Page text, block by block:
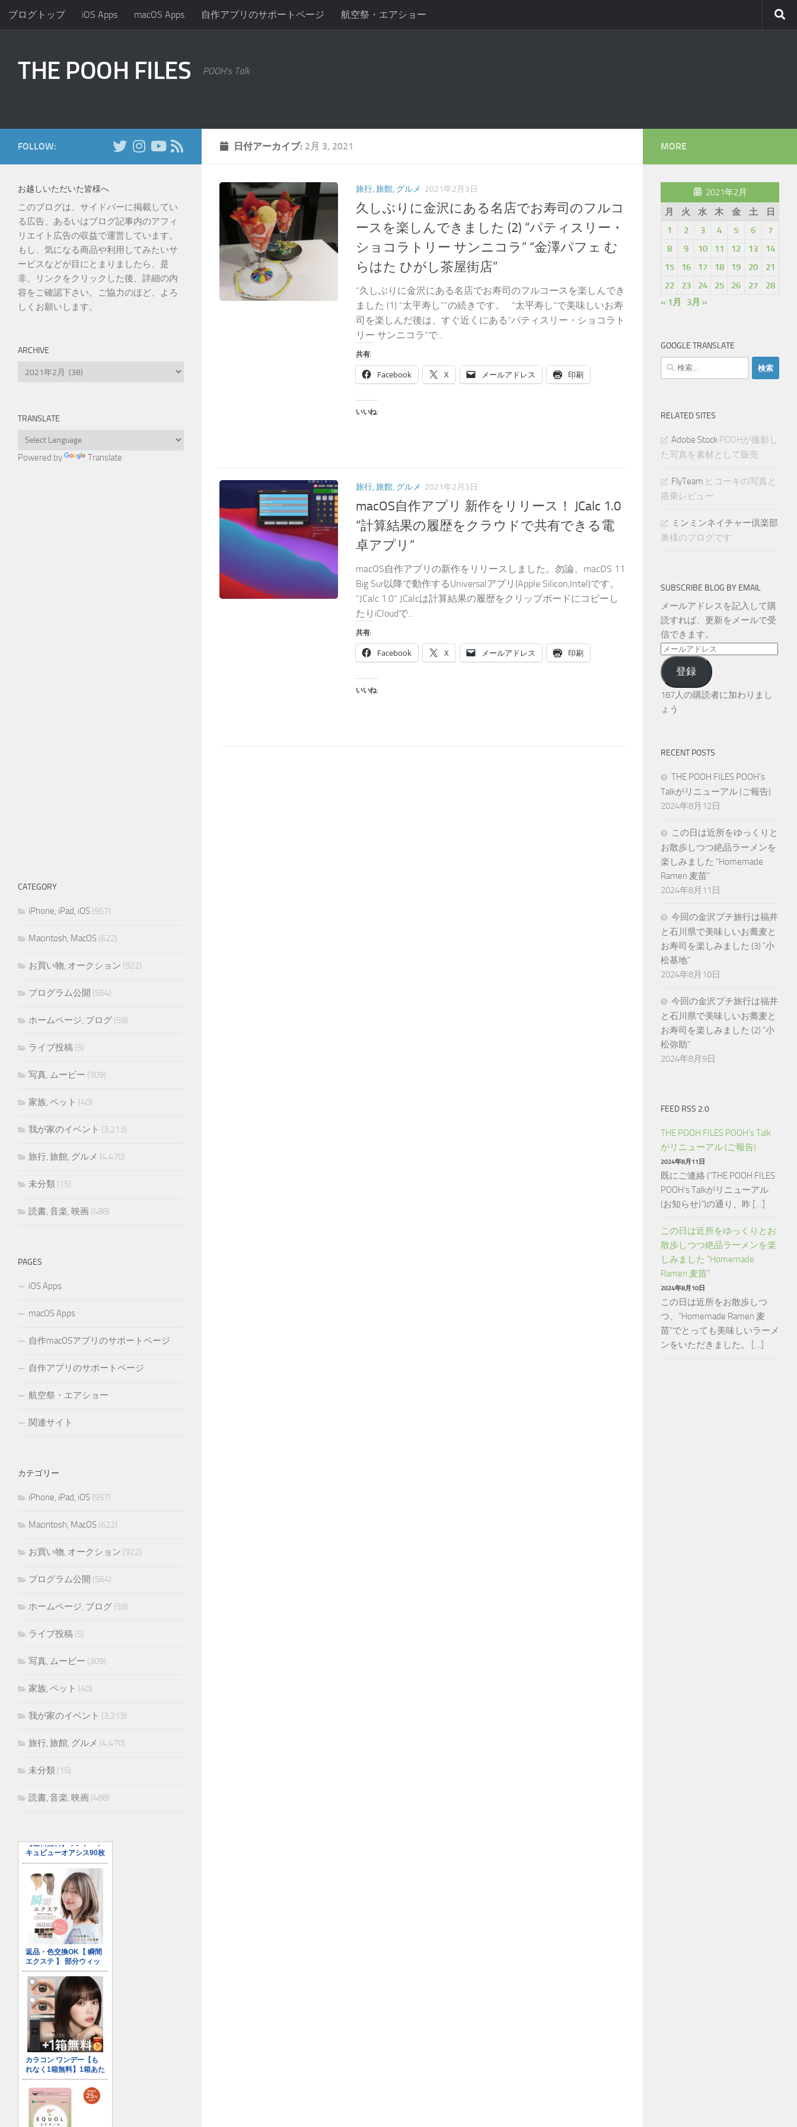
コンテンツへスキップ
ブログトップ iOS Apps macOS Apps 自作アプリのサポートページ 航空祭・エアショー
THE POOH FILES POOH's Talk
日付アーカイブ: 2月 3, 2021
旅行, 旅館, グルメ 2021年2月3日
久しぶりに金沢にある名店でお寿司のフルコ
ースを楽しんできました (2) “パティスリー・
ショコラトリー サンニコラ” “金澤パフェ む
らはた ひがし茶屋街店”
“久しぶりに金沢にある名店でお寿司のフルコースを楽しんでき
ました (1) “太平寿し””の続きです。 “太平寿し“で美味しいお寿
司を楽しんだ後は、すぐ近くにある“パティスリー・ショコラト
リー サンニコラ“で...
共有:
Facebook X メールアドレス 印刷
いいね:
旅行, 旅館, グルメ 2021年2月3日
macOS自作アプリ 新作をリリース！ JCalc 1.0
“計算結果の履歴をクラウドで共有できる電
卓アプリ”
macOS自作アプリの新作をリリースしました。勿論、macOS 11
Big Sur以降で動作するUniversalアプリ(Apple Silicon,Intel)です。
“JCalc 1.0” JCalcは計算結果の履歴をクリップボードにコピーし
たりiCloudで...
共有:
Facebook X メールアドレス 印刷
いいね:
FOLLOW:
お越しいただいた皆様へ
このブログは、サイドバーに掲載してい
る広告、あるいはブログ記事内のアフィ
リエイト広告の収益で運営しています。
もし、気になる商品や利用してみたいサ
ービスなどが目にとまりましたら、是
非、リンクをクリックした後、詳細の内
容をご確認下さい。ご協力のほど、よろ
しくお願いします。
ARCHIVE
Archive
TRANSLATE
Powered by Translate
CATEGORY
iPhone, iPad, iOS (957)
Macintosh, MacOS (622)
お買い物, オークション (922)
プログラム公開 (564)
ホームページ, ブログ (59)
ライブ投稿 (5)
写真, ムービー (309)
家族, ペット (40)
我が家のイベント (3,213)
旅行, 旅館, グルメ (4,470)
未分類 (15)
読書, 音楽, 映画 (488)
PAGES
iOS Apps
macOS Apps
自作macOSアプリのサポートページ
自作アプリのサポートページ
航空祭・エアショー
関連サイト
カテゴリー
iPhone, iPad, iOS (957)
Macintosh, MacOS (622)
お買い物, オークション (922)
プログラム公開 (564)
ホームページ, ブログ (59)
ライブ投稿 (5)
写真, ムービー (309)
家族, ペット (40)
我が家のイベント (3,213)
旅行, 旅館, グルメ (4,470)
未分類 (15)
読書, 音楽, 映画 (488)
MORE
2021年2月
月
火 水 木 金 土
日
1
2 3 4 5 6
7
8
9 10 11 12 13
14
15
16 17 18 19 20
21
22
23 24 25 26 27
28
« 1月
3月 »
GOOGLE TRANSLATE
検
索:
RELATED SITES
Adobe Stock POOHが撮影し
た写真を素材として販売
FlyTeam ヒコーキの写真と
搭乗レビュー
ミンミンネイチャー倶楽部
奥様のブログです
SUBSCRIBE BLOG BY EMAIL
メールアドレスを記入して購
読すれば、更新をメールで受
信できます。
メ
ー
ル
ア
ド
登録
187人の購読者に加わりまし
ょう
RECENT POSTS
THE POOH FILES POOH’s
Talkがリニューアル (ご報告)
2024年8月12日
この日は近所をゆっくりと
お散歩しつつ絶品ラーメンを
楽しみました “Homemade
Ramen 麦苗”
2024年8月11日
今回の金沢プチ旅行は福井
と石川県で美味しいお蕎麦と
お寿司を楽しみました (3) “小
松基地”
2024年8月10日
今回の金沢プチ旅行は福井
と石川県で美味しいお蕎麦と
お寿司を楽しみました (2) “小
松弥助”
2024年8月9日
FEED RSS 2.0
THE POOH FILES POOH’s Talk
がリニューアル (ご報告)
2024年8月11日
既にご連絡 (“THE POOH FILES
POOH’s Talkがリニューアル
(お知らせ)“)の通り、昨 […]
この日は近所をゆっくりとお
散歩しつつ絶品ラーメンを楽
しみました “Homemade
Ramen 麦苗”
2024年8月10日
この日は近所をお散歩しつ
つ、”Homemade Ramen 麦
苗”でとっても美味しいラーメ
ンをいただきました。 […]